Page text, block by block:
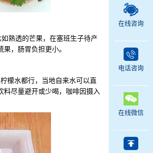
熟透的芒果，在塞班生子待产
，肠胃负担更小。
檬水都行，当地自来水可以直
料尽量避开或少喝，咖啡因摄入
在线咨询
电话咨询
在线微信